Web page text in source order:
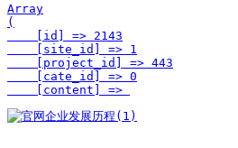
Array
(
    [id] => 2143
    [site_id] => 1
    [project_id] => 443
    [cate_id] => 0
    [content] =>